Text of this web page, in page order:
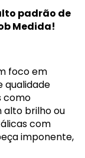
padrão de
Medida!
foco em
qualidade
como
alto brilho ou
com
imponente,